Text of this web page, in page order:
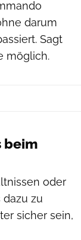
darum
Sagt
möglich.
beim
oder
zu
sicher sein,